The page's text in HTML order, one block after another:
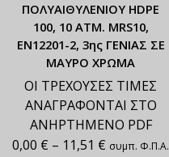
ΠΟΛΥΑΙΘΥΛΕΝΙΟΥ HDPE
100, 10 ATM. MRS10,
ΕΝ12201-2, 3ης ΓΕΝΙΑΣ ΣΕ
ΜΑΥΡΟ ΧΡΩΜΑ
ΟΙ ΤΡΕΧΟΥΣΕΣ ΤΙΜΕΣ
ΑΝΑΓΡΑΦΟΝΤΑΙ ΣΤΟ
ΑΝΗΡΤΗΜΕΝΟ PDF
0,00 € – 11,51 € συμπ. Φ.Π.Α.